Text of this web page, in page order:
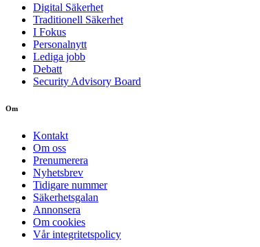
Digital Säkerhet
Traditionell Säkerhet
I Fokus
Personalnytt
Lediga jobb
Debatt
Security Advisory Board
Om
Kontakt
Om oss
Prenumerera
Nyhetsbrev
Tidigare nummer
Säkerhetsgalan
Annonsera
Om cookies
Vår integritetspolicy